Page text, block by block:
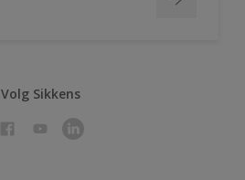
Volg Sikkens